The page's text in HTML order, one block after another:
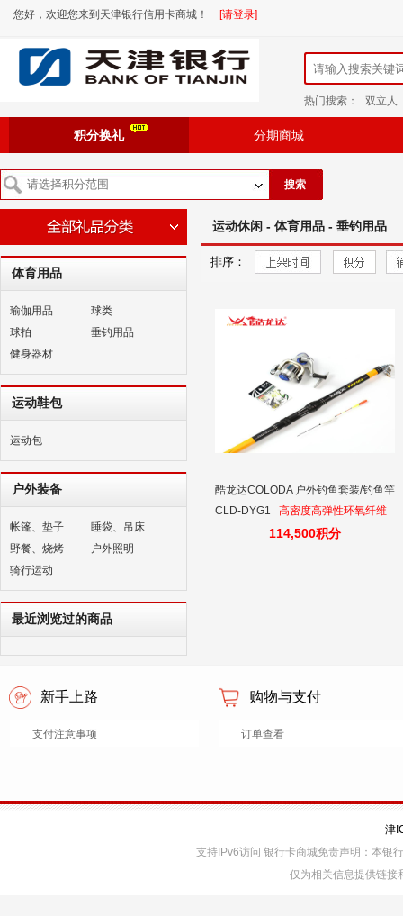
您好，欢迎您来到天津银行信用卡商城！ [请登录]
热门搜索： 双立人
积分换礼 分期商城
搜索
体育用品
瑜伽用品
球类
球拍
垂钓用品
健身器材
运动鞋包
运动包
户外装备
帐篷、垫子
睡袋、吊床
野餐、烧烤
户外照明
骑行运动
最近浏览过的商品
运动休闲 - 体育用品 - 垂钓用品
排序：
酷龙达COLODA 户外钓鱼套装/钓鱼竿
CLD-DYG1
高密度高弹性环氧纤维
，一套在手 ，直接去钓鱼
114,500积分
新手上路
支付注意事项
购物与支付
订单查看
津
支持IPv6访问 银行卡商城免责声明：本银
仅为相关信息提供链接